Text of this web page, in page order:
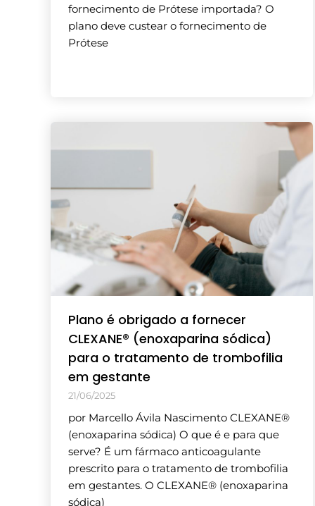
fornecimento de Prótese importada? O
plano deve custear o fornecimento de
Prótese
Plano é obrigado a fornecer
CLEXANE® (enoxaparina sódica)
para o tratamento de trombofilia
em gestante
21/06/2025
por Marcello Ávila Nascimento CLEXANE®
(enoxaparina sódica) O que é e para que
serve? É um fármaco anticoagulante
prescrito para o tratamento de trombofilia
em gestantes. O CLEXANE® (enoxaparina
sódica)